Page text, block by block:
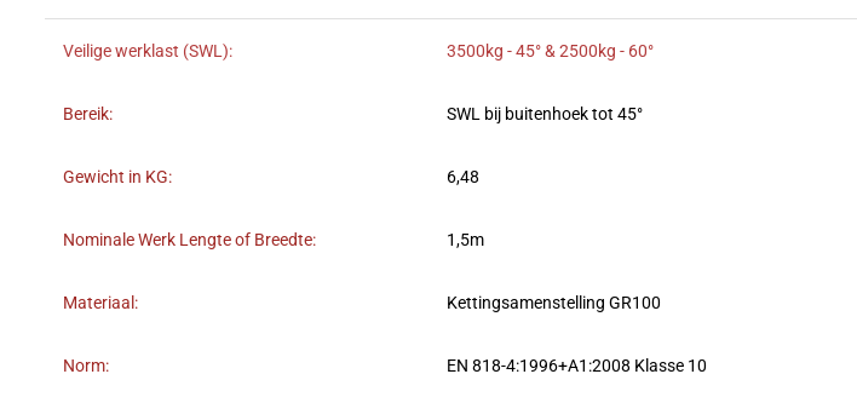
Veilige werklast (SWL): 3500kg - 45° & 2500kg - 60°
Bereik: SWL bij buitenhoek tot 45°
Gewicht in KG: 6,48
Nominale Werk Lengte of Breedte: 1,5m
Materiaal: Kettingsamenstelling GR100
Norm: EN 818-4:1996+A1:2008 Klasse 10